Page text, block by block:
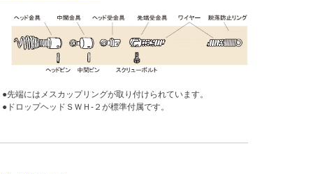
●先端にはメスカップリングが取り付けられています。
●ドロップヘッドＳＷＨ-２が標準付属です。